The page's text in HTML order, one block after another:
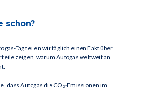
schon?
Tag teilen wir täglich einen Fakt über
zeigen, warum Autogas weltweit an
dass Autogas die CO₂-Emissionen im